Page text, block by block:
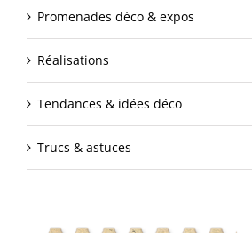
Promenades déco & expos
Réalisations
Tendances & idées déco
Trucs & astuces